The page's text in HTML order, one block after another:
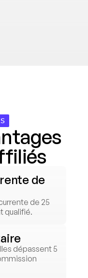
de
de 25
qualifié.
dépassent 5